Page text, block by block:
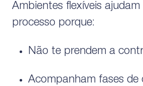
Ambientes flexíveis ajudam
processo porque:
Não te prendem a
Acompanham fases de